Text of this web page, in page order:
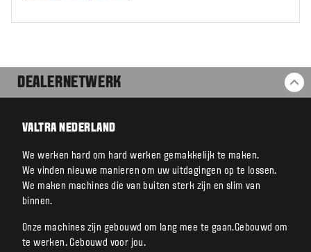
DEALERNETWERK
VALTRA NEDERLAND
We werken hard om hard werken gemakkelijk te maken.
We vinden nieuwe manieren om uw uitdagingen op te lossen.
We maken machines die van buiten sterk zijn en slim van
binnen.
Onze machines zijn gebouwd om lang mee te gaan.Gebouwd om
te werken. Gebouwd voor jou.